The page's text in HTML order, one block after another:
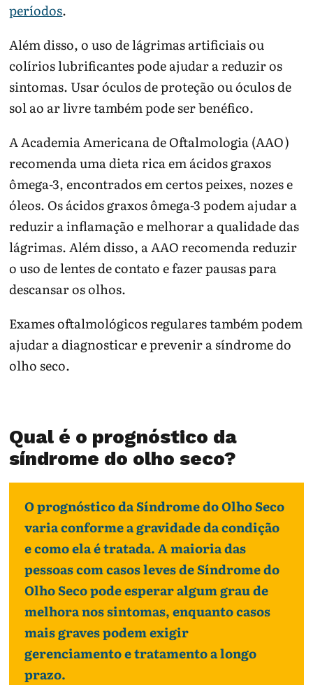
períodos.
Além disso, o uso de lágrimas artificiais ou
colírios lubrificantes pode ajudar a reduzir os
sintomas. Usar óculos de proteção ou óculos de
sol ao ar livre também pode ser benéfico.
A Academia Americana de Oftalmologia (AAO)
recomenda uma dieta rica em ácidos graxos
ômega-3, encontrados em certos peixes, nozes e
óleos. Os ácidos graxos ômega-3 podem ajudar a
reduzir a inflamação e melhorar a qualidade das
lágrimas. Além disso, a AAO recomenda reduzir
o uso de lentes de contato e fazer pausas para
descansar os olhos.
Exames oftalmológicos regulares também podem
ajudar a diagnosticar e prevenir a síndrome do
olho seco.
Qual ​é o prognóstico da
síndrome do olho seco?
O prognóstico da Síndrome do Olho Seco
varia conforme a gravidade da condição
e como ela é tratada. A maioria das
pessoas com casos leves de Síndrome do
Olho Seco pode esperar algum grau de
melhora nos sintomas, enquanto casos
mais graves podem exigir
gerenciamento e tratamento a longo
prazo.